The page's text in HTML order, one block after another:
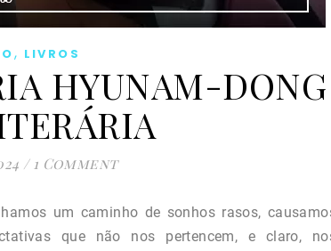
, LIVROS
HYUNAM-
/ 1 Comment
um caminho de sonhos rasos,
que não nos pertencem, e claro,